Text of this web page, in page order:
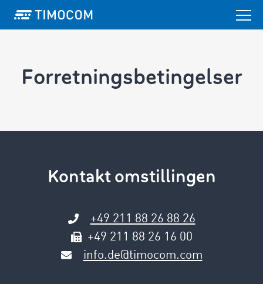
Forretningsbetingelser
Kontakt omstillingen
+49 211 88 26 88 26
+49 211 88 26 16 00
info.de@timocom.com